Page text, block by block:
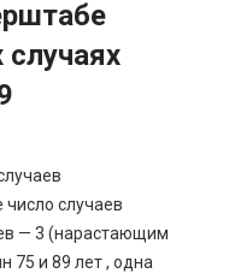
случаев
— 3 (нарастающим
75 и 89 лет , одна